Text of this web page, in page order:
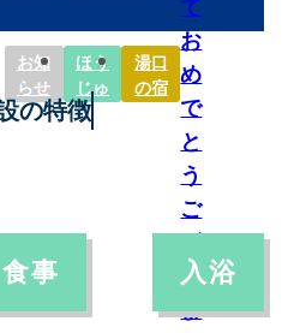
お知
らせ
ほう
じゅ
湯口
の宿
て
お
め
で
と
う
ご
ざ
い
ま
の特徴
食事 入浴